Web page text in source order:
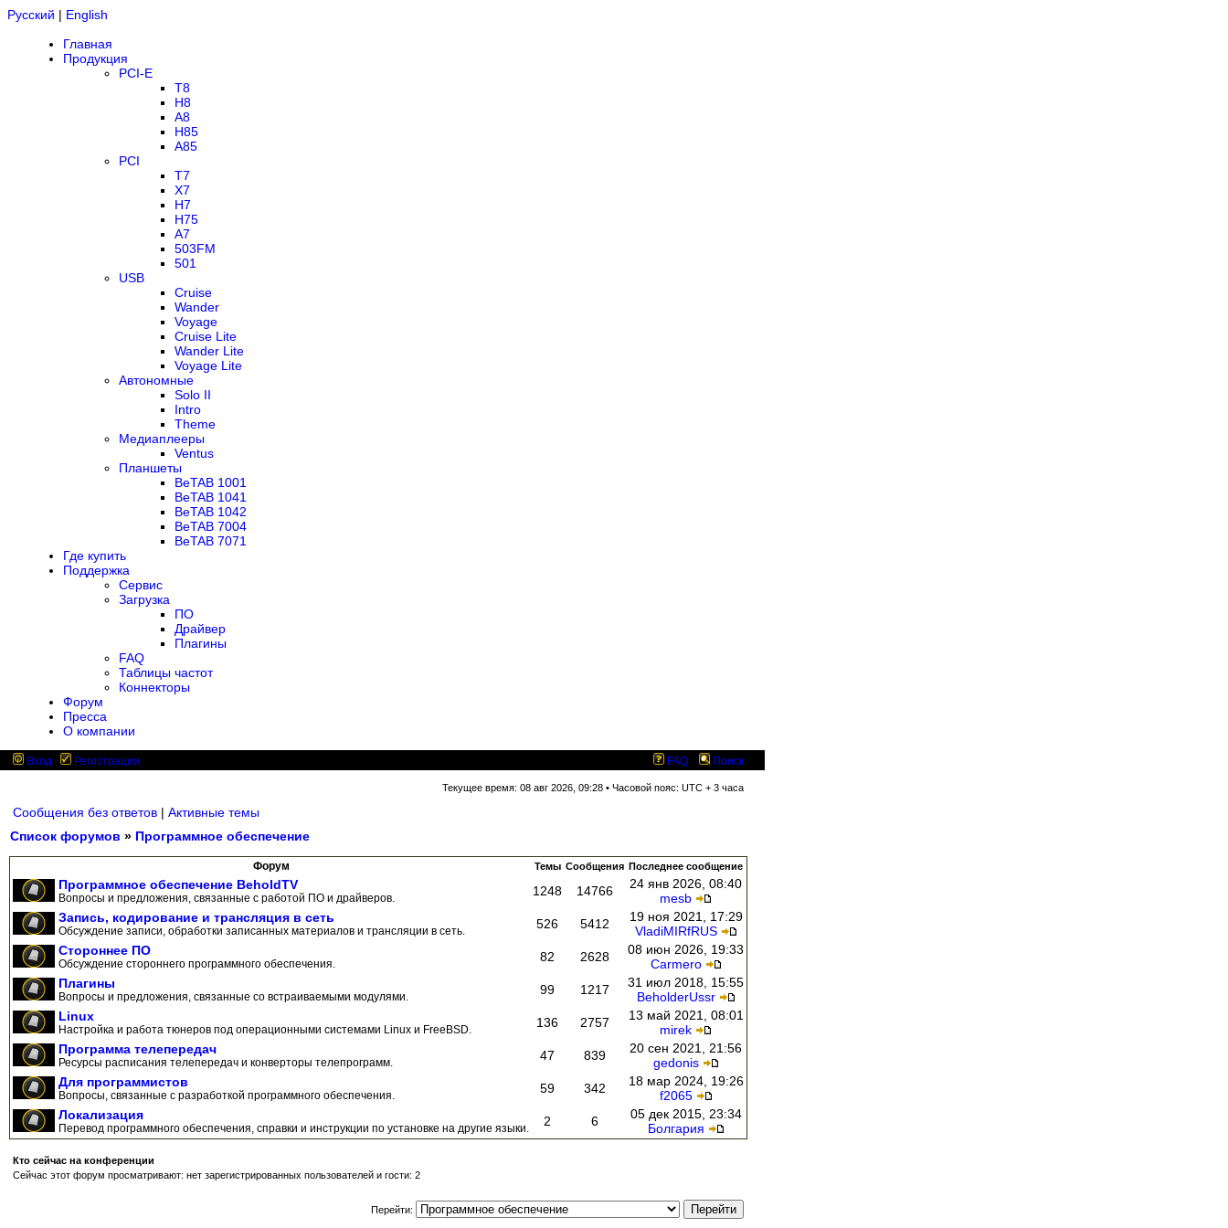
Русский | English
Главная
Продукция
PCI-E
T8
H8
A8
H85
A85
PCI
T7
X7
H7
H75
A7
503FM
501
USB
Cruise
Wander
Voyage
Cruise Lite
Wander Lite
Voyage Lite
Автономные
Solo II
Intro
Theme
Медиаплееры
Ventus
Планшеты
BeTAB 1001
BeTAB 1041
BeTAB 1042
BeTAB 7004
BeTAB 7071
Где купить
Поддержка
Сервис
Загрузка
ПО
Драйвер
Плагины
FAQ
Таблицы частот
Коннекторы
Форум
Пресса
О компании
Вход Регистрация FAQ Поиск
Текущее время: 08 авг 2026, 09:28 • Часовой пояс: UTC + 3 часа
Сообщения без ответов | Активные темы
Список форумов » Программное обеспечение
Форум Темы Сообщения Последнее сообщение
Программное обеспечение BeholdTV
Вопросы и предложения, связанные с работой ПО и драйверов. 1248 14766
24 янв 2026, 08:40
mesb
Запись, кодирование и трансляция в сеть
Обсуждение записи, обработки записанных материалов и трансляции в сеть. 526 5412
19 ноя 2021, 17:29
VladiMIRfRUS
Стороннее ПО
Обсуждение стороннего программного обеспечения. 82 2628
08 июн 2026, 19:33
Carmero
Плагины
Вопросы и предложения, связанные со встраиваемыми модулями. 99 1217
31 июл 2018, 15:55
BeholderUssr
Linux
Настройка и работа тюнеров под операционными системами Linux и FreeBSD. 136 2757
13 май 2021, 08:01
mirek
Программа телепередач
Ресурсы расписания телепередач и конверторы телепрограмм. 47 839
20 сен 2021, 21:56
gedonis
Для программистов
Вопросы, связанные с разработкой программного обеспечения. 59 342
18 мар 2024, 19:26
f2065
Локализация
Перевод программного обеспечения, справки и инструкции по установке на другие языки. 2 6
05 дек 2015, 23:34
Болгария
Кто сейчас на конференции
Сейчас этот форум просматривают: нет зарегистрированных пользователей и гости: 2
Перейти: